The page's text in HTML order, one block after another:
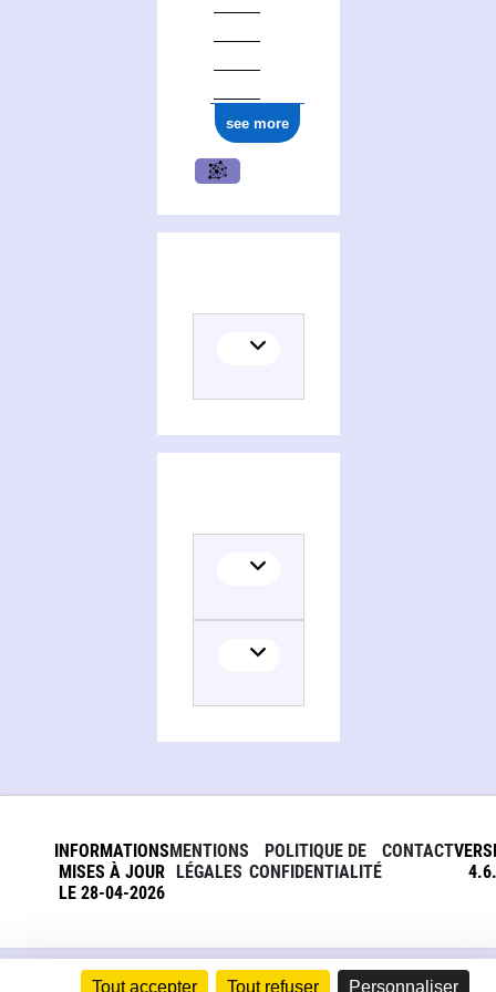
Tout accepter Tout refuser Personnaliser
see more
INFORMATIONS
MISES À JOUR
LE 28-04-2026
MENTIONS
LÉGALES
POLITIQUE DE
CONFIDENTIALITÉ
CONTACT